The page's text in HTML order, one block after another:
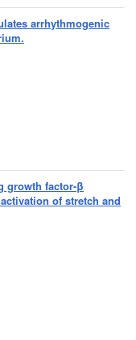
arrhythmogenic
growth factor-β
of stretch and